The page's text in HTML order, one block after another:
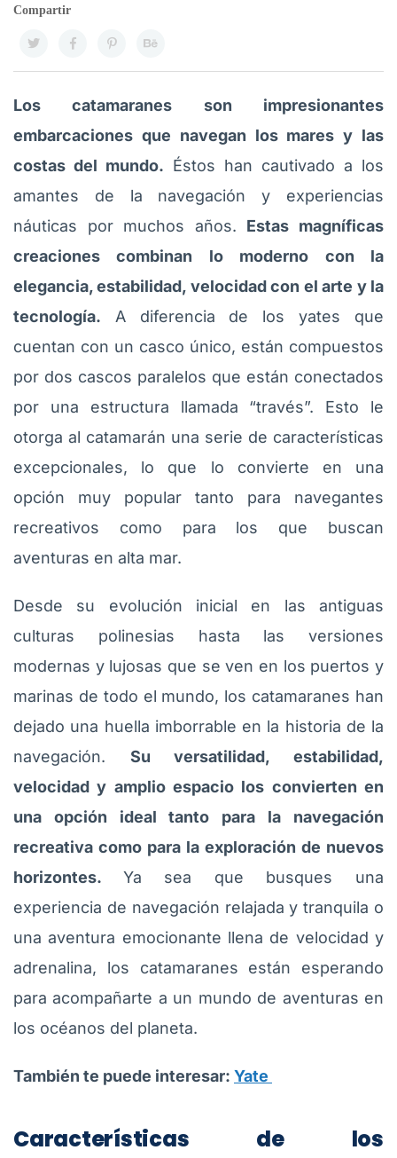
Compartir
Los catamaranes son impresionantes
embarcaciones que navegan los mares y las
costas del mundo. Éstos han cautivado a los
amantes de la navegación y experiencias
náuticas por muchos años. Estas magníficas
creaciones combinan lo moderno con la
elegancia, estabilidad, velocidad con el arte y la
tecnología. A diferencia de los yates que
cuentan con un casco único, están compuestos
por dos cascos paralelos que están conectados
por una estructura llamada “través”. Esto le
otorga al catamarán una serie de características
excepcionales, lo que lo convierte en una
opción muy popular tanto para navegantes
recreativos como para los que buscan
aventuras en alta mar.
Desde su evolución inicial en las antiguas
culturas polinesias hasta las versiones
modernas y lujosas que se ven en los puertos y
marinas de todo el mundo, los catamaranes han
dejado una huella imborrable en la historia de la
navegación. Su versatilidad, estabilidad,
velocidad y amplio espacio los convierten en
una opción ideal tanto para la navegación
recreativa como para la exploración de nuevos
horizontes. Ya sea que busques una
experiencia de navegación relajada y tranquila o
una aventura emocionante llena de velocidad y
adrenalina, los catamaranes están esperando
para acompañarte a un mundo de aventuras en
los océanos del planeta.
También te puede interesar: Yate
Características de los